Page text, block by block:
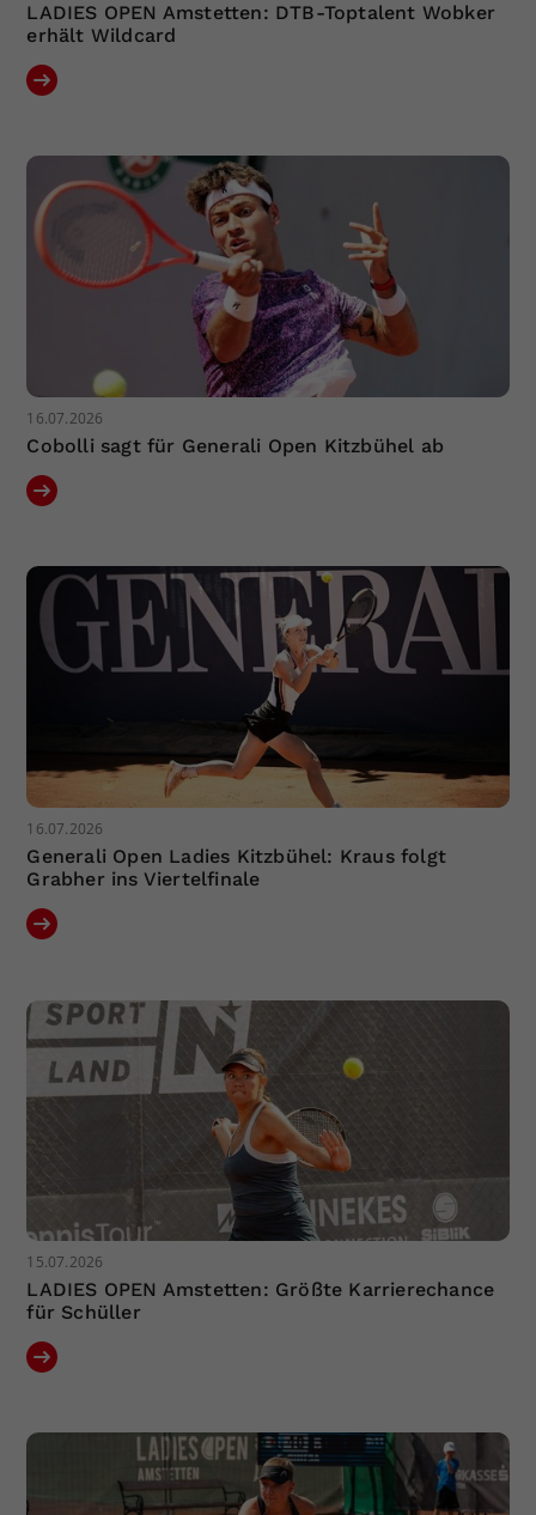
LADIES OPEN Amstetten: DTB-Toptalent Wobker
erhält Wildcard
16.07.2026
Cobolli sagt für Generali Open Kitzbühel ab
16.07.2026
Generali Open Ladies Kitzbühel: Kraus folgt
Grabher ins Viertelfinale
15.07.2026
LADIES OPEN Amstetten: Größte Karrierechance
für Schüller